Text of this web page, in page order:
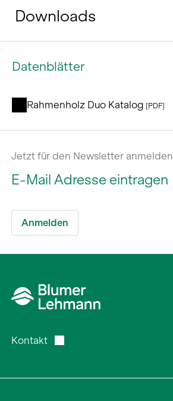
Downloads
Datenblätter
Rahmenholz Duo Katalog [PDF]
Jetzt für den Newsletter anmelden
Kontakt